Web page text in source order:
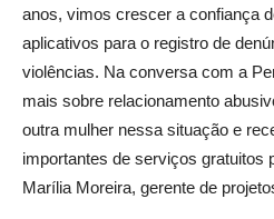
anos, vimos crescer a confiança
aplicativos para o registro de
violências. Na conversa com a
mais sobre relacionamento
outra mulher nessa situação e
importantes de serviços gratuitos
Marília Moreira, gerente de